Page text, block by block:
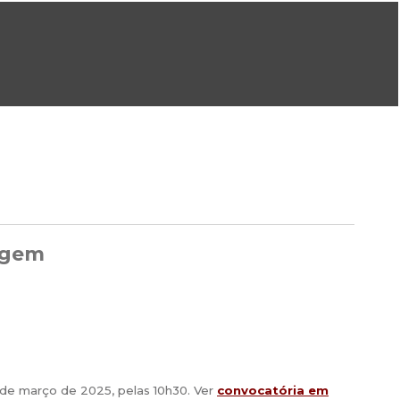
março de 2025, pelas 10h30. Ver convocatória em